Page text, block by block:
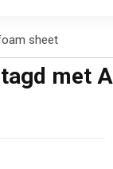
sheet
met